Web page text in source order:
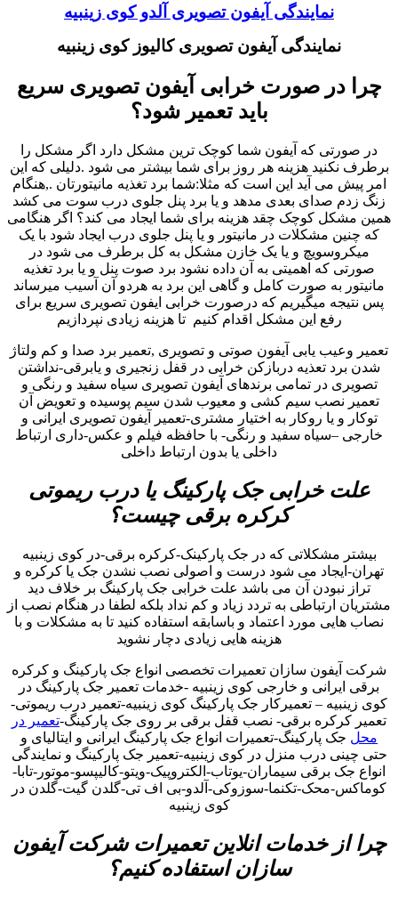
نمایندگی آیفون تصویری آلدو کوی زینبیه
نمایندگی آیفون تصویری کالیوز کوی زینبیه
چرا در صورت خرابی آیفون تصویری سریع
باید تعمیر شود؟
در صورتی که آیفون شما کوچک ترین مشکل دارد اگر مشکل را
برطرف نکنید هزینه هر روز برای شما بیشتر می شود .دلیلی که این
امر پیش می آید این است که مثلا:شما برد تغذیه مانیتورتان .,هنگام
زنگ زدم صدای بعدی مدهد و یا برد پنل جلوی درب سوت می کشد
همین مشکل کوچک چقد هزینه برای شما ایجاد می کند؟ اگر هنگامی
که چنین مشکلات در مانیتور و یا پنل جلوی درب ایجاد شود با یک
میکروسویچ و یا یک خازن مشکل به کل برطرف می شود در
صورتی که اهمیتی به آن داده نشود برد صوت پنل و یا برد تغذیه
مانیتور به صورت کامل و گاهی این برد به هردو آن آسیب میرساند
پس نتیجه میگیریم که درصورت خرابی ایفون تصویری سریع برای
رفع این مشکل اقدام کنیم تا هزینه زیادی نپردازیم
تعمیر وعیب یابی آیفون صوتی و تصویری ,تعمیر برد صدا و کم ولتاژ
شدن برد تعذیه دربازکن خرابی در قفل زنجیری و یابرقی-نداشتن
تصویری در تمامی برندهای آیفون تصویری سیاه سفید و رنگی و
تعمیر نصب سیم کشی و معیوب شدن سیم پوسیده و تعویض آن
توکار و یا روکار به اختیار مشتری-تعمیر آیفون تصویری ایرانی و
خارجی –سیاه سفید و رنگی- با حافظه فیلم و عکس-داری ارتباط
داخلی یا بدون ارتباط داخلی
علت خرابی جک پارکینگ یا درب ریموتی
کرکره برقی چیست؟
بیشتر مشکلاتی که در جک پارکینک-کرکره برقی-در کوی زینبیه
تهران-ایجاد می شود درست و اصولی نصب نشدن جک یا کرکره و
تراز نبودن آن می باشد علت خرابی جک پارکینگ بر خلاف دید
مشتریان ارتباطی به تردد زیاد و کم نداد بلکه لطفا در هنگام نصب از
نصاب هایی مورد اعتماد و باسابقه استفاده کنید تا به مشکلات و با
هزینه هایی زیادی دچار نشوید
شرکت آیفون سازان تعمیرات تخصصی انواع جک پارکینگ و کرکره
برقی ایرانی و خارجی کوی زینبیه -خدمات تعمیر جک پارکینگ در
کوی زینبیه – تعمیرکار جک پارکینگ کوی زینبیه-تعمیر درب ریموتی-
تعمیر کرکره برقی- نصب قفل برقی بر روی جک پارکینگ-تعمیر در
محل جک پارکینگ-تعمیرات انواع جک پارکینگ ایرانی و ایتالیای و
حتی چینی درب منزل در کوی زینبیه-تعمیر جک پارکینگ و نمایندگی
انواع جک برقی سیماران-یوتاب-الکتروپیک-ویتو-کالیپسو-موتور-تابا-
کوماکس-محک-تکنما-سوزوکی-آلدو-بی اف تی-گلدن گیت-گلدن در
کوی زینبیه
چرا از خدمات انلاین تعمیرات شرکت آیفون
سازان استفاده کنیم؟